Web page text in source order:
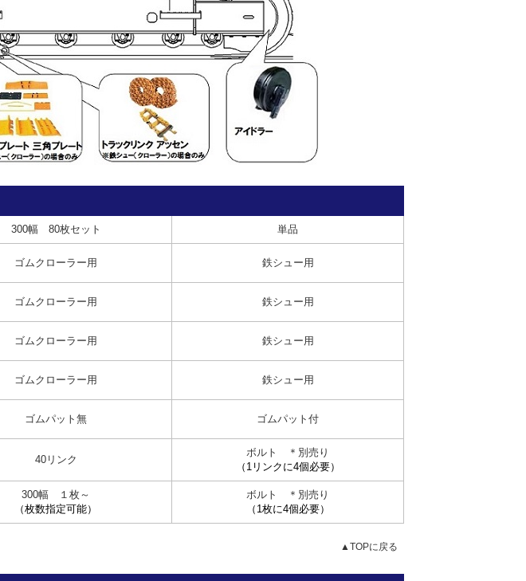
300幅 80枚セット 単品
ゴムクローラー用 鉄シュー用
ゴムクローラー用 鉄シュー用
ゴムクローラー用 鉄シュー用
ゴムクローラー用 鉄シュー用
ゴムパット無 ゴムパット付
40リンク
ボルト ＊別売り
（1リンクに4個必要）
300幅 １枚～
（枚数指定可能）
ボルト ＊別売り
（1枚に4個必要）
▲TOPに戻る